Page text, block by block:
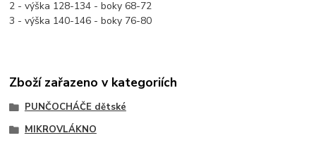
2 - výška 128-134 - boky 68-72
3 - výška 140-146 - boky 76-80
Zboží zařazeno v kategoriích
PUNČOCHÁČE dětské
MIKROVLÁKNO